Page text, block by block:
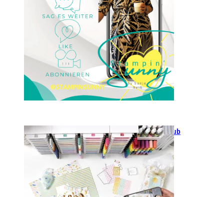
GANZ NEU: Scrapbooking Club
2025
21. Januar 2025